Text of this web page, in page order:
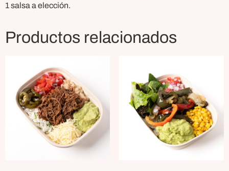
1 salsa a elección.
Productos relacionados